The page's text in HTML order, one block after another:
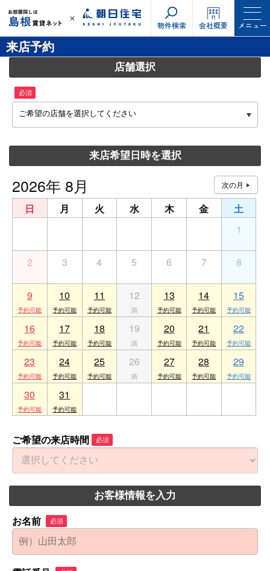
物件検索 会社概要 メニュー
来店予約
店舗選択
必須
ご希望の店舗を選択してください
来店希望日時を選択
2026年 8月
日 月 火 水 木 金
土
1
2 3 4 5 6 7 8
9 10 11 12 13 14 15
16 17 18 19 20 21 22
23 24 25 26 27 28 29
30 31
ご希望の来店時間 必須
お客様情報を入力
お名前 必須